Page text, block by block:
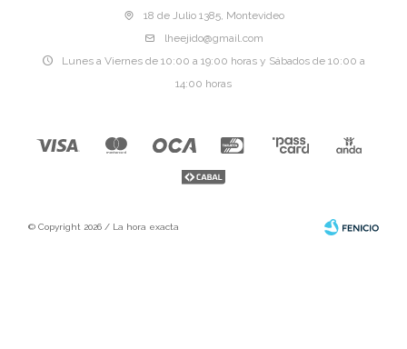
18 de Julio 1385, Montevideo
lheejido@gmail.com
Lunes a Viernes de 10:00 a 19:00 horas y Sábados de 10:00 a
14:00 horas
© Copyright 2026 / La hora exacta